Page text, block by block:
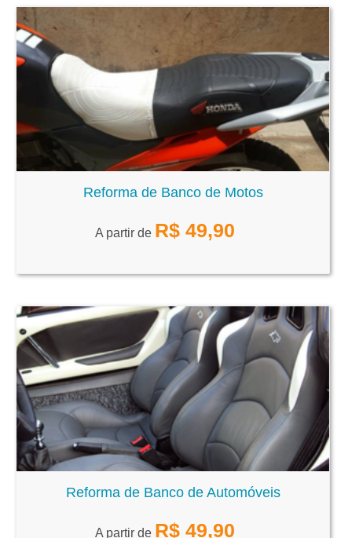
Reforma de Banco de Motos
A partir de R$ 49,90
Reforma de Banco de Automóveis
A partir de R$ 49,90